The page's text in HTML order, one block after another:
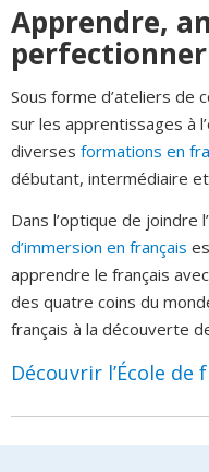
Apprendre,
Sous forme d’ateliers de
sur les apprentissages à
diverses formations en
débutant, intermédiaire et
Dans l’optique de joindre
d’immersion en français
apprendre le français
des quatre coins du
français à la découverte
Découvrir l’École de